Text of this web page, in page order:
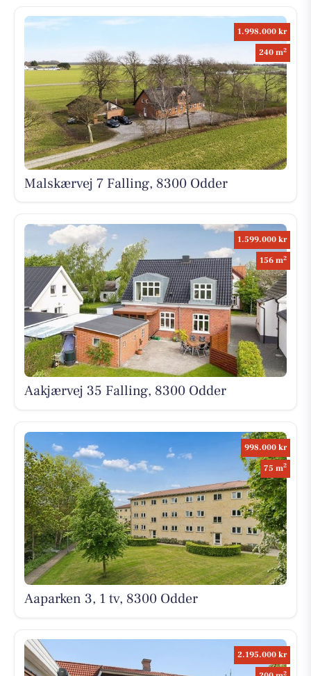
1.998.000 kr
240 m2
Malskærvej 7 Falling, 8300 Odder
1.599.000 kr
156 m2
Aakjærvej 35 Falling, 8300 Odder
998.000 kr
75 m2
Aaparken 3, 1 tv, 8300 Odder
2.195.000 kr
2